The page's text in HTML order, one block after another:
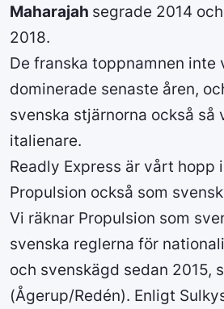
Maharajah segrade 2014 och
2018.
De franska toppnamnen inte
dominerade senaste åren,
svenska stjärnorna också så
italienare.
Readly Express är vårt hopp
Propulsion också som
Vi räknar Propulsion som
svenska reglerna för
och svenskägd sedan 2015,
(Ågerup/Redén). Enligt